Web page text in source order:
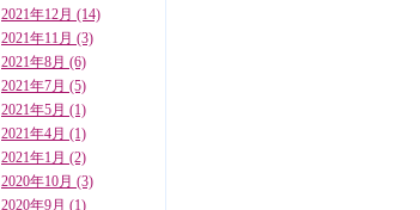
2021年12月 (14)
2021年11月 (3)
2021年8月 (6)
2021年7月 (5)
2021年5月 (1)
2021年4月 (1)
2021年1月 (2)
2020年10月 (3)
2020年9月 (1)